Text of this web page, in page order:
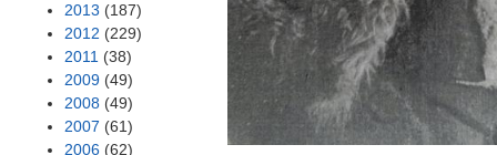
2013 (187)
2012 (229)
2011 (38)
2009 (49)
2008 (49)
2007 (61)
2006 (62)